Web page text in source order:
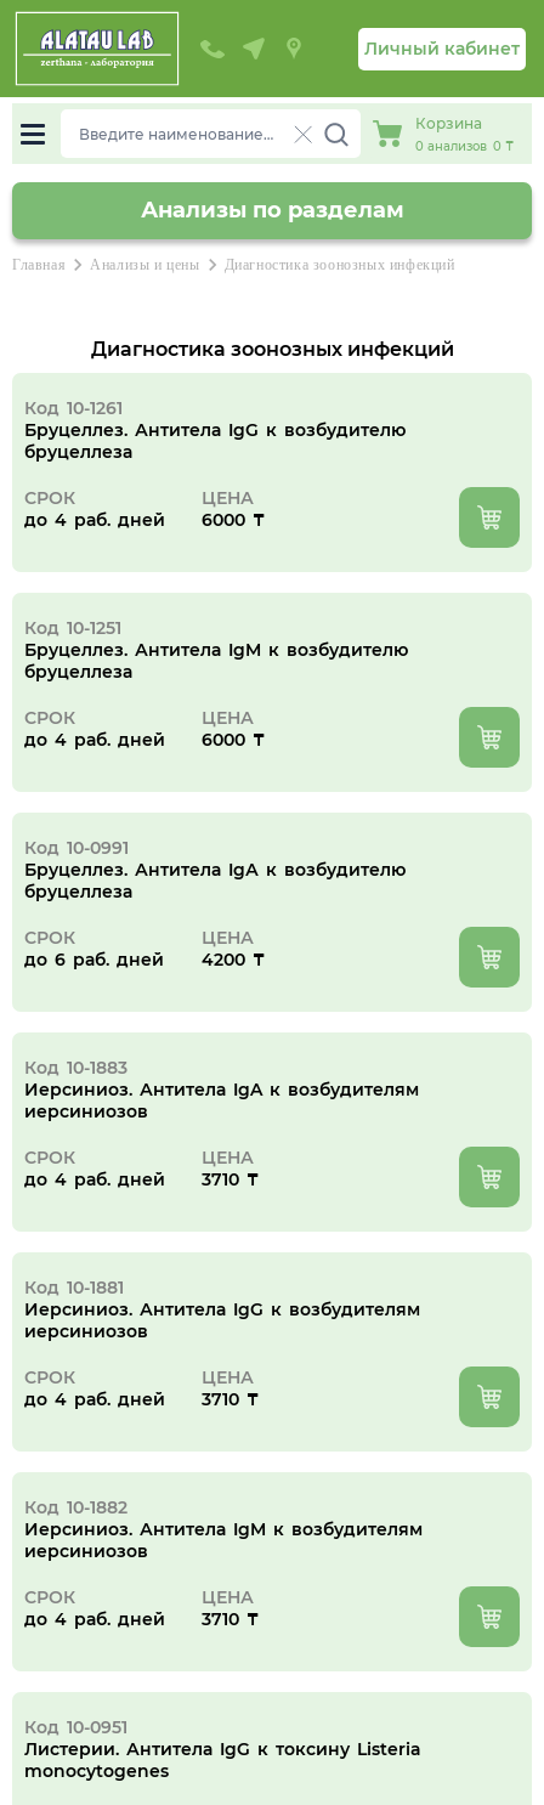
Личный кабинет
Корзина
0 анализов 0 ₸
Анализы по разделам
Главная chevron_rightАнализы и цены chevron_right Диагностика зоонозных инфекций
Диагностика зоонозных инфекций
Код 10-1261
Бруцеллез. Антитела IgG к возбудителю
бруцеллеза
СРОК
до 4 раб. дней
ЦЕНА
6000 ₸
Код 10-1251
Бруцеллез. Антитела IgM к возбудителю
бруцеллеза
СРОК
до 4 раб. дней
ЦЕНА
6000 ₸
Код 10-0991
Бруцеллез. Антитела IgА к возбудителю
бруцеллеза
СРОК
до 6 раб. дней
ЦЕНА
4200 ₸
Код 10-1883
Иерсиниоз. Антитела IgA к возбудителям
иерсиниозов
СРОК
до 4 раб. дней
ЦЕНА
3710 ₸
Код 10-1881
Иерсиниоз. Антитела IgG к возбудителям
иерсиниозов
СРОК
до 4 раб. дней
ЦЕНА
3710 ₸
Код 10-1882
Иерсиниоз. Антитела IgM к возбудителям
иерсиниозов
СРОК
до 4 раб. дней
ЦЕНА
3710 ₸
Код 10-0951
Листерии. Антитела IgG к токсину Listeria
monocytogenes